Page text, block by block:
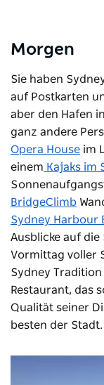
Morgen
Sie haben
auf Postkarten
aber den Hafen
ganz andere
Opera House im
einem Kajaks im
BridgeClimb
Sydney Harbour
Ausblicke auf
Vormittag voller
Sydney Tradition
Restaurant, das
Qualität seiner
besten der Stadt.